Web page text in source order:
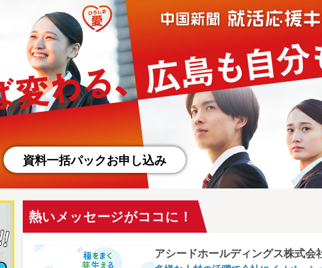
資料一括パックお申し込み
熱いメッセージがココに！
アシードホールディングス株式会